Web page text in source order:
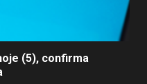
(5), confirma